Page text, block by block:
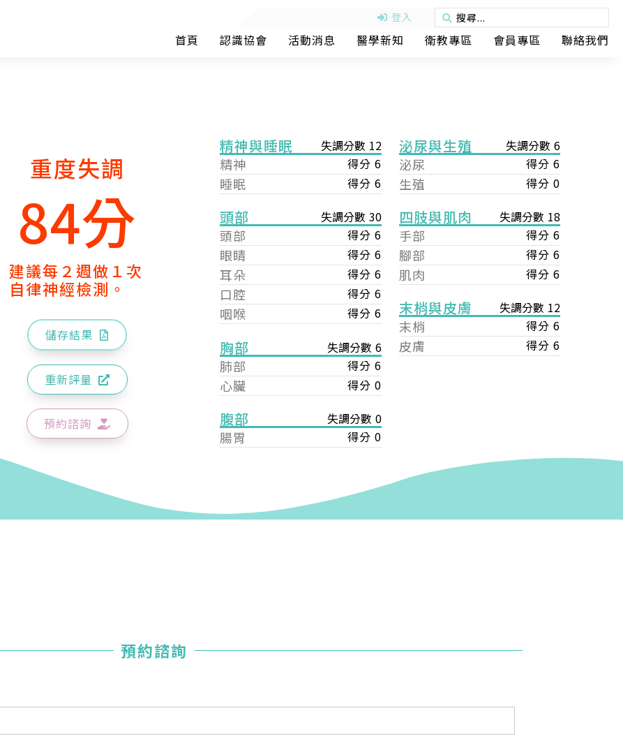
登入
首頁 認識協會 活動消息 醫學新知 衛教專區 會員專區 聯絡我們
重度失調
84分
建議每２週做１次
自律神經檢測。
儲存結果
重新評量
預約諮詢
精神與睡眠 失調分數 12
精神 得分 6
睡眠 得分 6
頭部 失調分數 30
頭部 得分 6
眼睛 得分 6
耳朵 得分 6
口腔 得分 6
咽喉 得分 6
胸部 失調分數 6
肺部 得分 6
心臟 得分 0
腹部 失調分數 0
腸胃 得分 0
泌尿與生殖 失調分數 6
泌尿 得分 6
生殖 得分 0
四肢與肌肉 失調分數 18
手部 得分 6
腳部 得分 6
肌肉 得分 6
末梢與皮膚 失調分數 12
末梢 得分 6
皮膚 得分 6
預約諮詢
您好，您的會員申請，已成功送出，經本協會理事會審核
【會費】